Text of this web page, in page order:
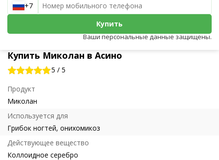
Купить Миколан в Асино
5 / 5
Продукт
Миколан
Используется для
Грибок ногтей, онихомикоз
Действующее вещество
Коллоидное серебро
+7
Купить
Ваши персональные данные защищены.